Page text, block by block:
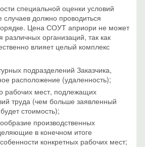
специальной оценки условий
случаев должно проводиться
Цена СОУТ априори не может
организаций, так как
влияет целый комплекс
подразделений Заказчика,
расположение (удаленность);
рабочих мест, подлежащих
труда (чем больше заявленный
стоимость);
производственных
в конечном итоге
конкретных рабочих мест;